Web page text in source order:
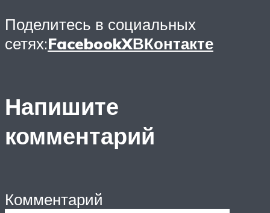
Поделитесь в социальных
сетях:FacebookXВКонтакте
Напишите
комментарий
Комментарий